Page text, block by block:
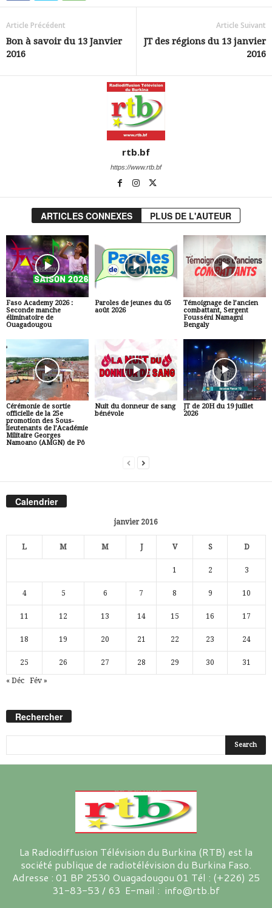
Article Précédent
Bon à savoir du 13 Janvier
2016
Article Suivant
JT des régions du 13 janvier
2016
rtb.bf
https://www.rtb.bf
ARTICLES CONNEXES PLUS DE L'AUTEUR
Faso Academy 2026 :
Seconde manche
éliminatoire de
Ouagadougou
Paroles de jeunes du 05
août 2026
Témoignage de l’ancien
combattant, Sergent
Fousséni Namagni
Bengaly
Cérémonie de sortie
officielle de la 25e
promotion des Sous-
lieutenants de l’Académie
Militaire Georges
Namoano (AMGN) de Pô
Nuit du donneur de sang
bénévole
JT de 20H du 19 juillet
2026
Calendrier
janvier 2016
L M M J V S D
1 2 3
4 5 6 7 8 9 10
11 12 13 14 15 16 17
18 19 20 21 22 23 24
25 26 27 28 29 30 31
« Déc Fév »
Rechercher
La Radiodiffusion Télévision du Burkina (RTB) est la
société publique de radiotélévision du Burkina Faso.
Adresse : 01 BP 2530 Ouagadougou 01 Tél : (+226) 25
31-83-53 / 63 E-mail : info@rtb.bf